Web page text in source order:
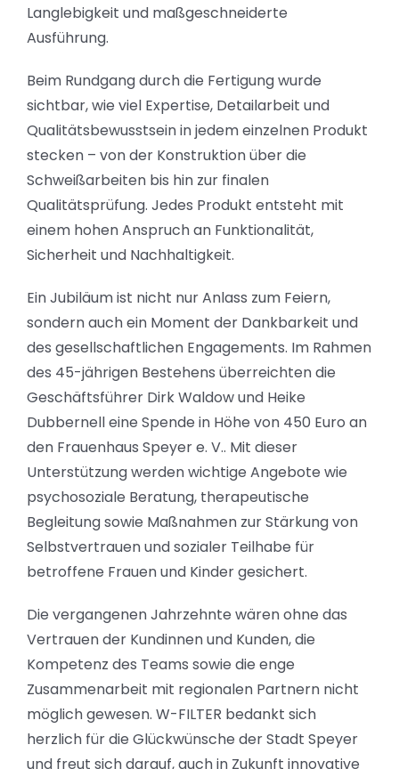
Langlebigkeit und maßgeschneiderte
Ausführung.
Beim Rundgang durch die Fertigung wurde
sichtbar, wie viel Expertise, Detailarbeit und
Qualitätsbewusstsein in jedem einzelnen Produkt
stecken – von der Konstruktion über die
Schweißarbeiten bis hin zur finalen
Qualitätsprüfung. Jedes Produkt entsteht mit
einem hohen Anspruch an Funktionalität,
Sicherheit und Nachhaltigkeit.
Ein Jubiläum ist nicht nur Anlass zum Feiern,
sondern auch ein Moment der Dankbarkeit und
des gesellschaftlichen Engagements. Im Rahmen
des 45-jährigen Bestehens überreichten die
Geschäftsführer Dirk Waldow und Heike
Dubbernell eine Spende in Höhe von 450 Euro an
den Frauenhaus Speyer e. V.. Mit dieser
Unterstützung werden wichtige Angebote wie
psychosoziale Beratung, therapeutische
Begleitung sowie Maßnahmen zur Stärkung von
Selbstvertrauen und sozialer Teilhabe für
betroffene Frauen und Kinder gesichert.
Die vergangenen Jahrzehnte wären ohne das
Vertrauen der Kundinnen und Kunden, die
Kompetenz des Teams sowie die enge
Zusammenarbeit mit regionalen Partnern nicht
möglich gewesen. W-FILTER bedankt sich
herzlich für die Glückwünsche der Stadt Speyer
und freut sich darauf, auch in Zukunft innovative